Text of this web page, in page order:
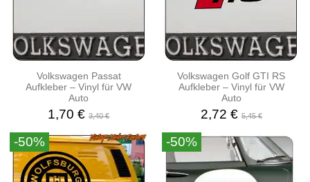
Volkswagen Passat
Aufkleber – Vinyl für VW
Auto
1,70 €3,40 €
Volkswagen Golf GTI RS
Aufkleber – Vinyl für VW
Auto
2,72 €5,45 €
-50% -50%